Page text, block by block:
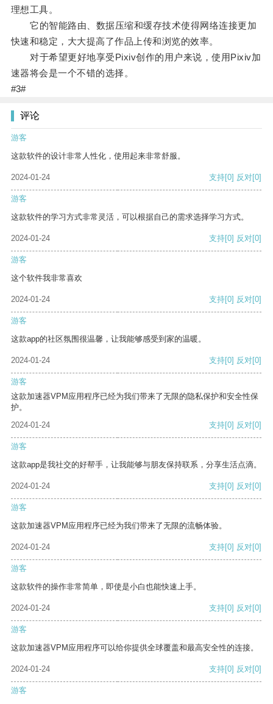
理想工具。
它的智能路由、数据压缩和缓存技术使得网络连接更加
快速和稳定，大大提高了作品上传和浏览的效率。
对于希望更好地享受Pixiv创作的用户来说，使用Pixiv加
速器将会是一个不错的选择。
#3#
评论
游客
这款软件的设计非常人性化，使用起来非常舒服。
2024-01-24 支持[0] 反对[0]
游客
这款软件的学习方式非常灵活，可以根据自己的需求选择学习方式。
2024-01-24 支持[0] 反对[0]
游客
这个软件我非常喜欢
2024-01-24 支持[0] 反对[0]
游客
这款app的社区氛围很温馨，让我能够感受到家的温暖。
2024-01-24 支持[0] 反对[0]
游客
这款加速器VPM应用程序已经为我们带来了无限的隐私保护和安全性保
护。
2024-01-24
支持[0] 反对[0]
游客
这款app是我社交的好帮手，让我能够与朋友保持联系，分享生活点滴。
2024-01-24 支持[0] 反对[0]
游客
这款加速器VPM应用程序已经为我们带来了无限的流畅体验。
2024-01-24 支持[0] 反对[0]
游客
这款软件的操作非常简单，即使是小白也能快速上手。
2024-01-24 支持[0] 反对[0]
游客
这款加速器VPM应用程序可以给你提供全球覆盖和最高安全性的连接。
2024-01-24 支持[0] 反对[0]
游客